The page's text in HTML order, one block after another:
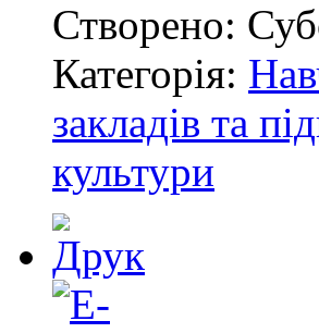
Створено:
Категорія:
закладів та
культури